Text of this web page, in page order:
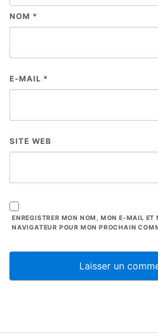
NOM *
E-MAIL *
SITE WEB
ENREGISTRER MON NOM, MON E-MAIL ET
NAVIGATEUR POUR MON PROCHAIN